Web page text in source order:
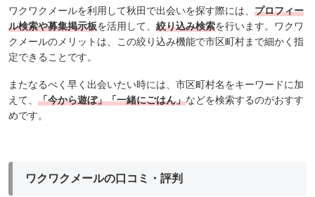
ワクワクメールを利用して秋田で出会いを探す際には、 プロフィー
ル検索や募集掲示板を活用して、 絞り込み検索を行います。ワクワ
クメールのメリットは、この絞り込み機能で市区町村まで細かく指
定できることです。
またなるべく早く出会いたい時には、市区町村名をキーワードに加
えて、 「今から遊ぼ」「一緒にごはん」などを検索するのがおすす
めです。
ワクワクメールの口コミ・評判